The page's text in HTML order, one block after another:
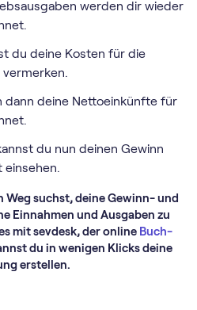
werden dir wieder
du deine Kosten für die
dann deine Nettoeinkünfte für
du nun deinen Gewinn
einsehen.
Weg suchst, deine Gewinn- und
Einnahmen und Ausgaben zu
mit sevdesk, der online Buch­
du in wenigen Klicks deine
erstellen.